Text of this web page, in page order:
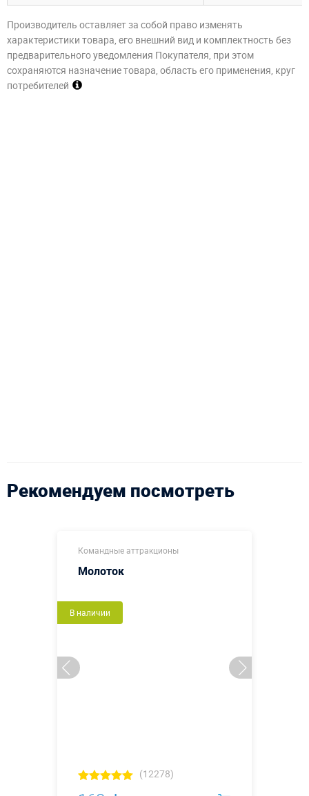
Производитель оставляет за собой право изменять
характеристики товара, его внешний вид и комплектность без
предварительного уведомления Покупателя, при этом
сохраняются назначение товара, область его применения, круг
потребителей
Рекомендуем посмотреть
Командные аттракционы
Молоток
В наличии
(12278)